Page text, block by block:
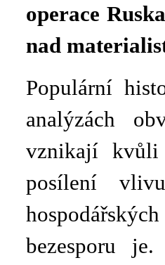
operace
nad
Populární
analýzách
vznikají kvůli
posílení
bezesporu